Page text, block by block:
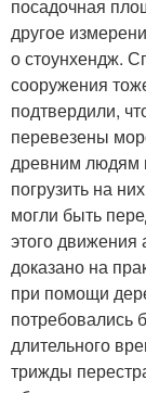
посадочная
другое
о стоунхендж.
сооружения
подтвердили,
перевезены
древним людям
погрузить на
могли быть
этого
доказано на
при помощи
потребовались
длительного
трижды